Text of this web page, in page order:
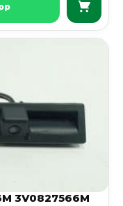
3V0827566M